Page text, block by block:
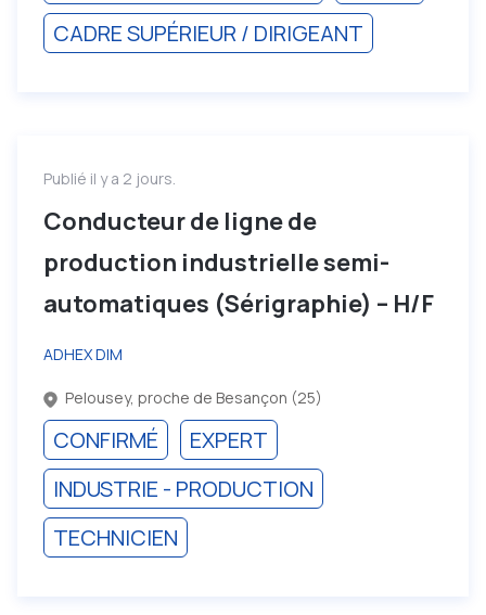
CADRE SUPÉRIEUR / DIRIGEANT
Publié il y a 2 jours.
Conducteur de ligne de
production industrielle semi-
automatiques (Sérigraphie) – H/F
ADHEX DIM
Pelousey, proche de Besançon (25)
CONFIRMÉ
EXPERT
INDUSTRIE - PRODUCTION
TECHNICIEN